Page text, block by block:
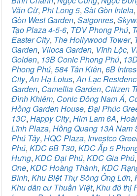
Văn Cừ, Phi Long 5, Sài Gòn Intela,
Gòn West Garden, Saigonres,
Tạo Plaza 4-5-6, TĐV Phong Phú,
Easter City, The Hollywood Tower,
Garden, Viloca Garden, Vĩnh Lộc,
Golden, 13B Conic Phong Phú,
Phong Phú, 584 Tân Kiên, 6B
City,An Hạ Lotus,An Lạc
Garden, Camellia Garden, Citizen
Đình Khiêm, Conic Đông Nam Á,
Hồng Garden House, Đại Phúc
13C, Happy City, Him Lam 6A,
Lĩnh Plaza, Hồng Quang 13A Nam
Phú Tây, HQC Plaza, Investco
Phú, KDC 6B T30, KDC Ấp 5
Hưng, KDC Đại Phú, KDC Gia Phú,
One, KDC Hoàng Thành, KDC
Bình, Khu Biệt Thự Sông Ông Lớn,
Khu dân cư Thuần Việt, Khu đô thị